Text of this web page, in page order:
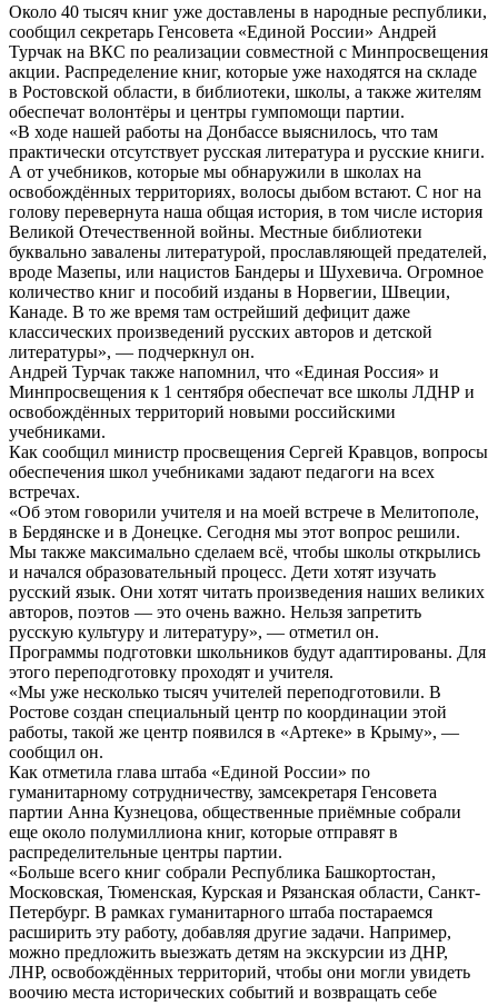
Около 40 тысяч книг уже доставлены в народные республики,
сообщил секретарь Генсовета «Единой России» Андрей
Турчак на ВКС по реализации совместной с Минпросвещения
акции. Распределение книг, которые уже находятся на складе
в Ростовской области, в библиотеки, школы, а также жителям
обеспечат волонтёры и центры гумпомощи партии.
«В ходе нашей работы на Донбассе выяснилось, что там
практически отсутствует русская литература и русские книги.
А от учебников, которые мы обнаружили в школах на
освобождённых территориях, волосы дыбом встают. С ног на
голову перевернута наша общая история, в том числе история
Великой Отечественной войны. Местные библиотеки
буквально завалены литературой, прославляющей предателей,
вроде Мазепы, или нацистов Бандеры и Шухевича. Огромное
количество книг и пособий изданы в Норвегии, Швеции,
Канаде. В то же время там острейший дефицит даже
классических произведений русских авторов и детской
литературы», — подчеркнул он.
Андрей Турчак также напомнил, что «Единая Россия» и
Минпросвещения к 1 сентября обеспечат все школы ЛДНР и
освобождённых территорий новыми российскими
учебниками.
Как сообщил министр просвещения Сергей Кравцов, вопросы
обеспечения школ учебниками задают педагоги на всех
встречах.
«Об этом говорили учителя и на моей встрече в Мелитополе,
в Бердянске и в Донецке. Сегодня мы этот вопрос решили.
Мы также максимально сделаем всё, чтобы школы открылись
и начался образовательный процесс. Дети хотят изучать
русский язык. Они хотят читать произведения наших великих
авторов, поэтов — это очень важно. Нельзя запретить
русскую культуру и литературу», — отметил он.
Программы подготовки школьников будут адаптированы. Для
этого переподготовку проходят и учителя.
«Мы уже несколько тысяч учителей переподготовили. В
Ростове создан специальный центр по координации этой
работы, такой же центр появился в «Артеке» в Крыму», —
сообщил он.
Как отметила глава штаба «Единой России» по
гуманитарному сотрудничеству, замсекретаря Генсовета
партии Анна Кузнецова, общественные приёмные собрали
еще около полумиллиона книг, которые отправят в
распределительные центры партии.
«Больше всего книг собрали Республика Башкортостан,
Московская, Тюменская, Курская и Рязанская области, Санкт-
Петербург. В рамках гуманитарного штаба постараемся
расширить эту работу, добавляя другие задачи. Например,
можно предложить выезжать детям на экскурсии из ДНР,
ЛНР, освобождённых территорий, чтобы они могли увидеть
воочию места исторических событий и возвращать себе